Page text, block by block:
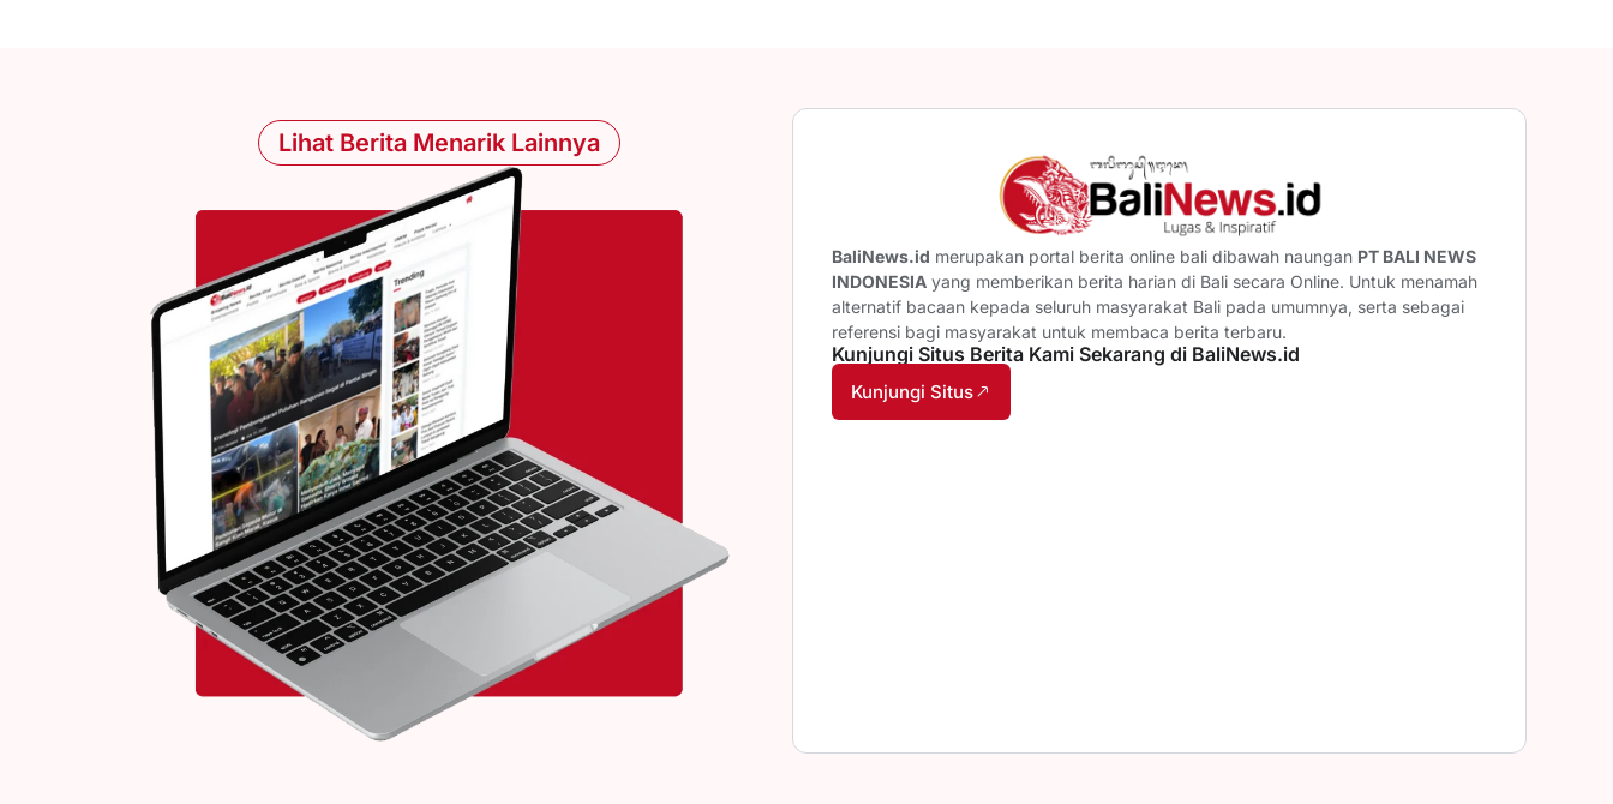
Lihat Berita Menarik Lainnya
BaliNews.id merupakan portal berita online bali dibawah naungan PT BALI NEWS
INDONESIA yang memberikan berita harian di Bali secara Online. Untuk menamah
alternatif bacaan kepada seluruh masyarakat Bali pada umumnya, serta sebagai
referensi bagi masyarakat untuk membaca berita terbaru.
Kunjungi Situs Berita Kami Sekarang di BaliNews.id
Kunjungi Situs